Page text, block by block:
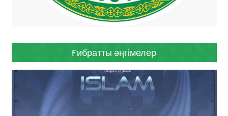
Ғибратты әңгімелер